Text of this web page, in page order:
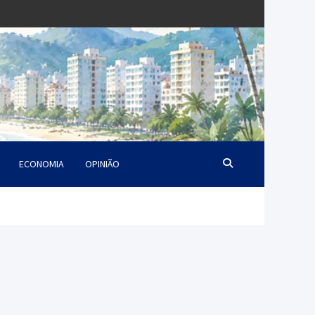
ECONOMIA OPINIÃO